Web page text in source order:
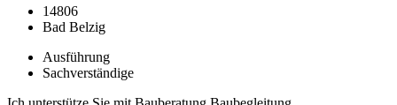
14806
Bad Belzig
Ausführung
Sachverständige